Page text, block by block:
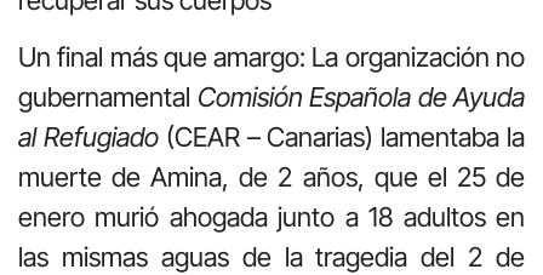
Un final más que amargo: La organización no
gubernamental Comisión Española de Ayuda
al Refugiado(CEAR – Canarias) lamentaba la
muerte de Amina, de 2 años, que el 25 de
enero murió ahogada junto a 18 adultos en
las mismas aguas de la tragedia del 2 de